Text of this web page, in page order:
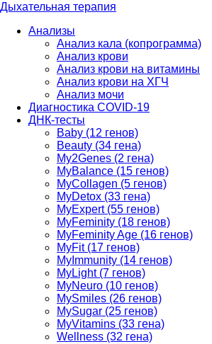
Дыхательная терапия
Анализы
Анализ кала (копрограмма)
Анализ крови
Анализ крови на витамины
Анализ крови на ХГЧ
Анализ мочи
Диагностика COVID-19
ДНК-тесты
Baby (12 генов)
Beauty (34 гена)
My2Genes (2 гена)
MyBalance (15 генов)
MyCollagen (5 генов)
MyDetox (33 гена)
MyExpert (55 генов)
MyFeminity (18 генов)
MyFeminity Age (16 генов)
MyFit (17 генов)
MyImmunity (14 генов)
MyLight (7 генов)
MyNeuro (10 генов)
MySmiles (26 генов)
MySugar (25 генов)
MyVitamins (33 гена)
Wellness (32 гена)